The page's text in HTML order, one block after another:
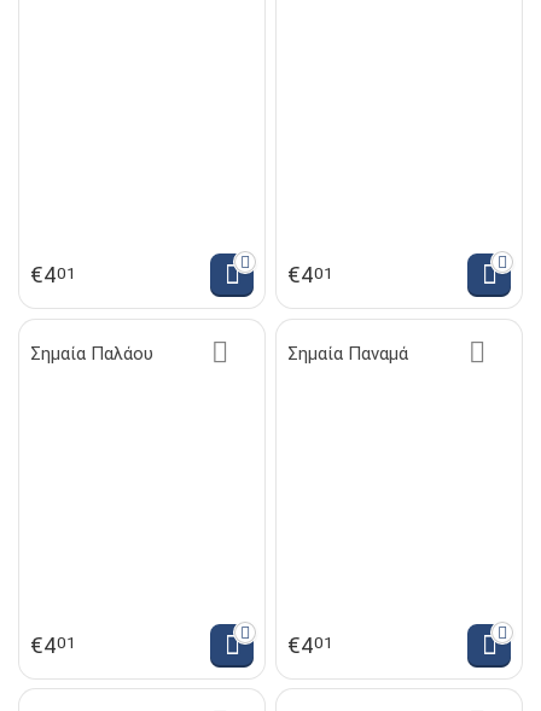
€401 €401
Σημαία Παλάου
€401
Σημαία Παναμά
€401